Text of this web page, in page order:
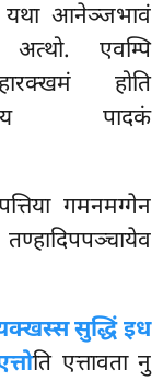
यथा आनेञ्जभावं
एवम्पि
होति
पादकं
गमनमग्गेन
तण्हादिपपञ्चायेव
सुद्धिं इध
ति एत्तावता नु